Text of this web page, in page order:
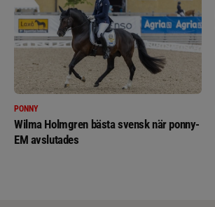
PONNY
Wilma Holmgren bästa svensk när ponny-
EM avslutades